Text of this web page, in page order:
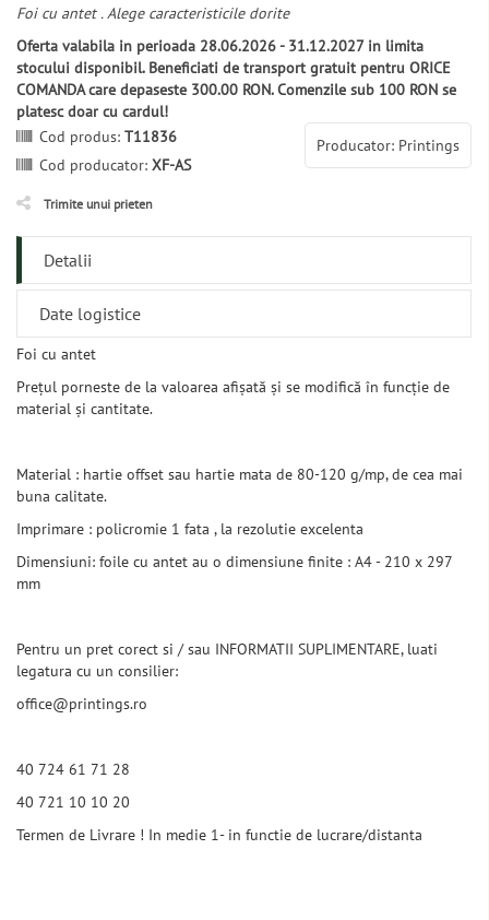
Foi cu antet . Alege caracteristicile dorite
Oferta valabila in perioada 28.06.2026 - 31.12.2027 in limita
stocului disponibil. Beneficiati de transport gratuit pentru ORICE
COMANDA care depaseste 300.00 RON. Comenzile sub 100 RON se
platesc doar cu cardul!
Producator: Printings
Cod produs: T11836
Cod producator: XF-AS
Trimite unui prieten
Detalii
Date logistice
Foi cu antet
Prețul porneste de la valoarea afișată și se modifică în funcție de
material și cantitate.
Material : hartie offset sau hartie mata de 80-120 g/mp, de cea mai
buna calitate.
Imprimare : policromie 1 fata , la rezolutie excelenta
Dimensiuni: foile cu antet au o dimensiune finite : A4 - 210 x 297
mm
Pentru un pret corect si / sau INFORMATII SUPLIMENTARE, luati
legatura cu un consilier:
office@printings.ro
40 724 61 71 28
40 721 10 10 20
Termen de Livrare ! In medie 1- in functie de lucrare/distanta